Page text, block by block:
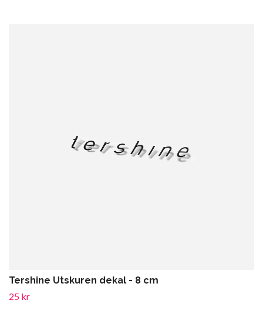
Tershine Utskuren dekal - 8 cm
25 kr